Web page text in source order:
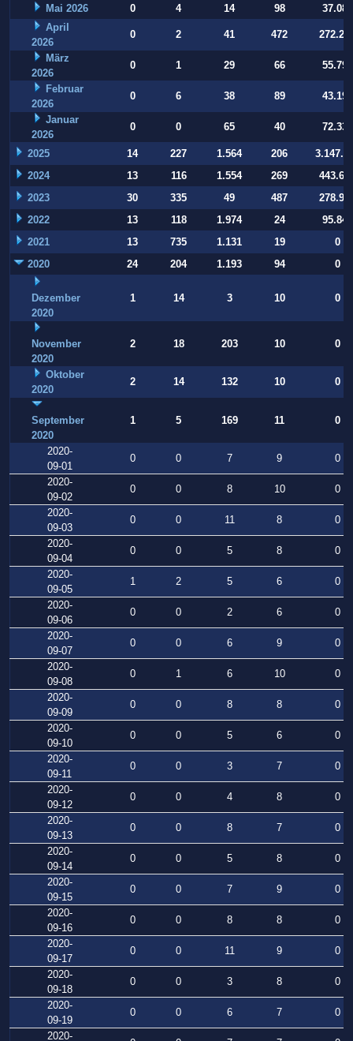
Mai 2026 0 4 14 98
37.084
April
2026
0 2 41 472
März
2026
0 1 29 66
55.794
Februar
2026
0 6 38 89
43.197
Januar
2026
0 0 65 40 72.332
2025 14 227 1.564 206
2024
13 116 1.554 269
2023
30 335 49 487
2022
13 118 1.974 24
95.847
2021
13 735 1.131 19
0
2020
24 204 1.193 94 0
Dezember
2020
1 14 3 10 0
November
2020
2 18 203 10 0
Oktober
2020
2 14 132 10 0
September
2020
1 5 169 11 0
2020-
09-01
0 0 7 9
0
2020-
09-02
0 0 8 10
0
2020-
09-03
0 0 11 8
0
2020-
09-04
0 0 5 8
0
2020-
09-05
1 2 5 6
0
2020-
09-06
0 0 2 6
0
2020-
09-07
0 0 6 9
0
2020-
09-08
0 1 6 10
0
2020-
09-09
0 0 8 8
0
2020-
09-10
0 0 5 6
0
2020-
09-11
0 0 3 7
0
2020-
09-12
0 0 4 8
0
2020-
09-13
0 0 8 7
0
2020-
09-14
0 0 5 8
0
2020-
09-15
0 0 7 9
0
2020-
09-16
0 0 8 8
0
2020-
09-17
0 0 11 9
0
2020-
09-18
0 0 3 8
0
2020-
09-19
0 0 6 7
0
2020-